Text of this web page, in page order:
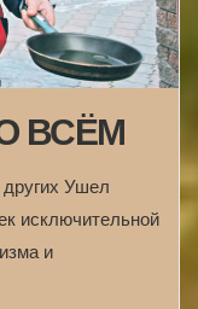
ВСЁМ
других Ушел
исключительной
и